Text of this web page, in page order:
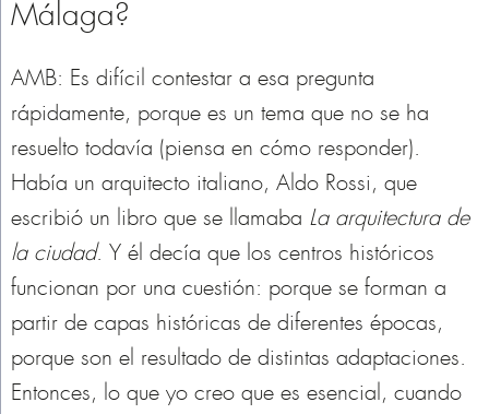
Málaga?
AMB: Es difícil contestar a esa pregunta
rápidamente, porque es un tema que no se ha
resuelto todavía (piensa en cómo responder).
Había un arquitecto italiano, Aldo Rossi, que
escribió un libro que se llamaba La arquitectura de
la ciudad. Y él decía que los centros históricos
funcionan por una cuestión: porque se forman a
partir de capas históricas de diferentes épocas,
porque son el resultado de distintas adaptaciones.
Entonces, lo que yo creo que es esencial, cuando